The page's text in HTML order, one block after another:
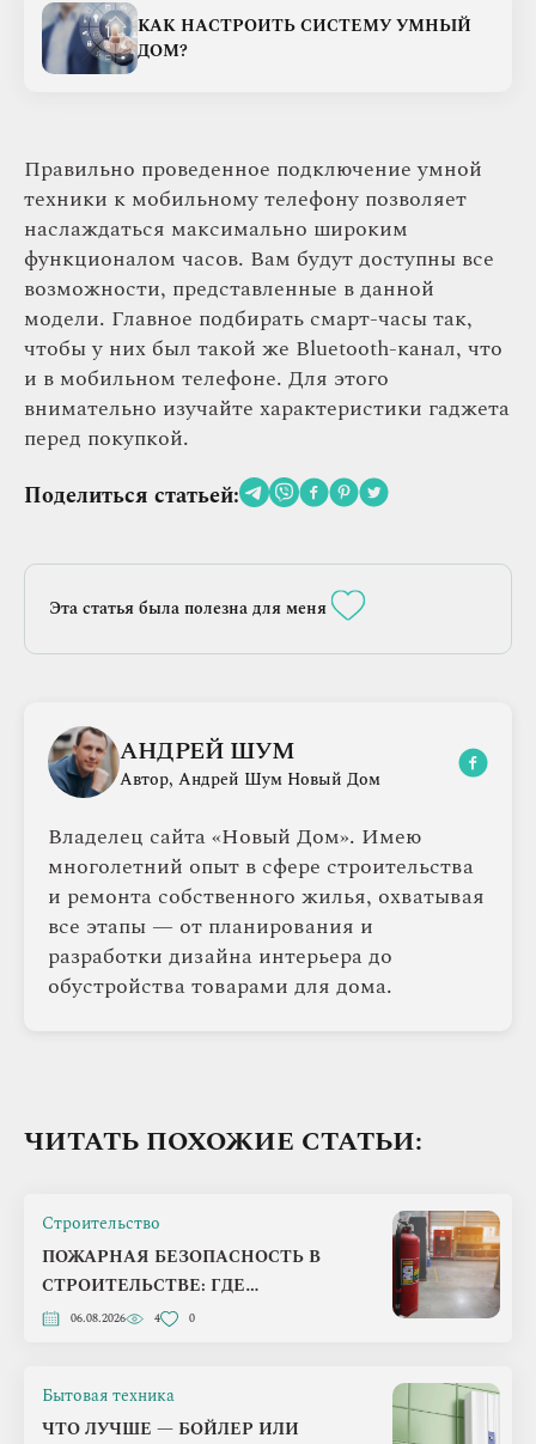
КАК НАСТРОИТЬ СИСТЕМУ УМНЫЙ
ДОМ?
Правильно проведенное подключение умной
техники к мобильному телефону позволяет
наслаждаться максимально широким
функционалом часов. Вам будут доступны все
возможности, представленные в данной
модели. Главное подбирать смарт-часы так,
чтобы у них был такой же Bluetooth-канал, что
и в мобильном телефоне. Для этого
внимательно изучайте характеристики гаджета
перед покупкой.
Поделиться статьей:
Эта статья была полезна для меня
АНДРЕЙ ШУМ
Автор, Андрей Шум Новый Дом
Владелец сайта «Новый Дом». Имею
многолетний опыт в сфере строительства
и ремонта собственного жилья, охватывая
все этапы — от планирования и
разработки дизайна интерьера до
обустройства товарами для дома.
ЧИТАТЬ ПОХОЖИЕ СТАТЬИ:
Строительство
ПОЖАРНАЯ БЕЗОПАСНОСТЬ В
СТРОИТЕЛЬСТВЕ: ГДЕ
ЗАСТРОЙЩИКИ ЧАЩЕ ВСЕГО
06.08.2026 4 0
Бытовая техника
ЧТО ЛУЧШЕ — БОЙЛЕР ИЛИ